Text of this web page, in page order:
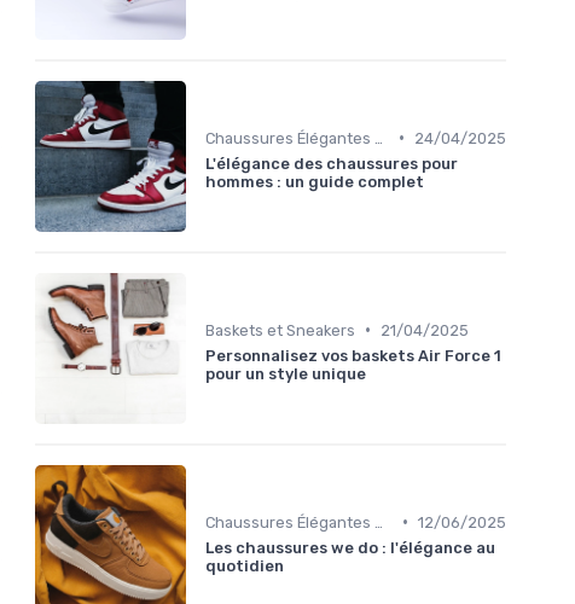
•
24/04/2025
L'élégance des chaussures pour
hommes : un guide complet
Baskets et Sneakers •
21/04/2025
Personnalisez vos baskets Air Force 1
pour un style unique
• 12/06/2025
Les chaussures we do : l'élégance au
quotidien